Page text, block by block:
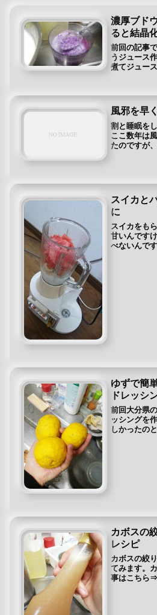
濃厚ブド
ると結晶
前回の記事
うジュース
煮てジュー
も言う）左
しい⇒豆乳
風邪を早
割と睡眠を
ここ数年は
たのですが
タミンCを
スイカと
に
スイカをも
甘いんです
べないんで
ゆずで簡
ドレッシ
前回大分県
ッシングを
しかったの
カボスの
レシピ
カボスの絞
てみます。
事はこちら